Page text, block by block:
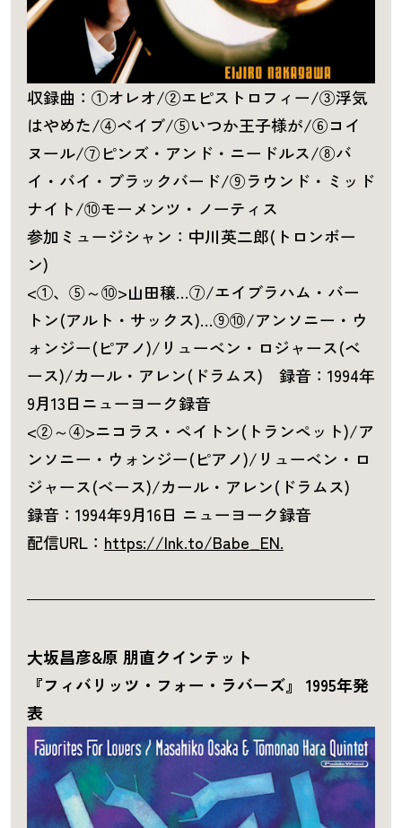
収録曲：①オレオ/②エピストロフィー/③浮気
はやめた/④ベイブ/⑤いつか王子様が/⑥コイ
ヌール/⑦ピンズ・アンド・ニードルス/⑧バ
イ・バイ・ブラックバード/⑨ラウンド・ミッド
ナイト/⑩モーメンツ・ノーティス
参加ミュージシャン：中川英二郎(トロンボー
ン)
<①、⑤～⑩>山田穣…⑦/エイブラハム・バー
トン(アルト・サックス)…⑨⑩/アンソニー・ウ
ォンジー(ピアノ)/リューベン・ロジャース(ベ
ース)/カール・アレン(ドラムス) 録音：1994年
9月13日ニューヨーク録音
<②～④>ニコラス・ペイトン(トランペット)/ア
ンソニー・ウォンジー(ピアノ)/リューベン・ロ
ジャース(ベース)/カール・アレン(ドラムス)
録音：1994年9月16日 ニューヨーク録音
配信URL： https://lnk.to/Babe_EN.
大坂昌彦&原 朋直クインテット
『フィバリッツ・フォー・ラバーズ』 1995年発
表